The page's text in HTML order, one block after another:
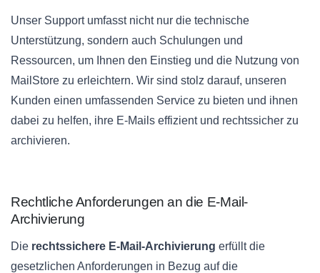
Unser Support umfasst nicht nur die technische
Unterstützung, sondern auch Schulungen und
Ressourcen, um Ihnen den Einstieg und die Nutzung von
MailStore zu erleichtern. Wir sind stolz darauf, unseren
Kunden einen umfassenden Service zu bieten und ihnen
dabei zu helfen, ihre E-Mails effizient und rechtssicher zu
archivieren.
Rechtliche Anforderungen an die E-Mail-
Archivierung
Die rechtssichere E-Mail-Archivierung erfüllt die
gesetzlichen Anforderungen in Bezug auf die